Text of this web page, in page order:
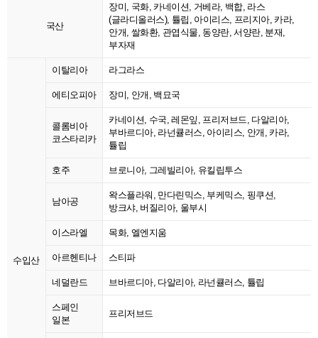
국산
장미, 국화, 카네이션, 거베라, 백합, 라스
(글라디올러스), 튤립, 아이리스, 프리지아, 카라,
안개, 쌀화환, 관엽식물, 동양란, 서양란, 분재,
부자재
수입산
이탈리아 라그라스
에티오피아 장미, 안개, 백묘국
콜롬비아
코스타리카
카네이션, 수국, 레몬잎, 프리저브드, 다알리아,
부바르디아, 라넌큘러스, 아이리스, 안개, 카라,
튤립
호주 브로니아, 그레빌리아, 유킬립투스
남아공
왁스플라워, 만다린믹스, 부케믹스, 핑쿠션,
방크샤, 버질리아, 울부시
이스라엘 목화, 엘엔지움
아르헨티나 스티파
네덜란드 브바르디아, 다알리아, 라넌큘러스, 튤립
스페인
일본
프리저브드